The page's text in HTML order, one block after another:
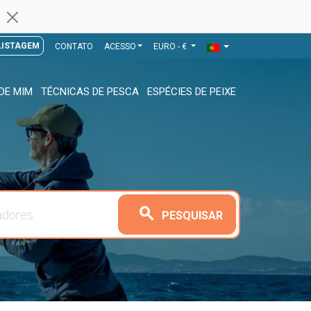
CONTATO ACESSO EURO - €
MIM TÉCNICAS DE PESCA ESPÉCIES DE PEIXE
search PESQUISAR